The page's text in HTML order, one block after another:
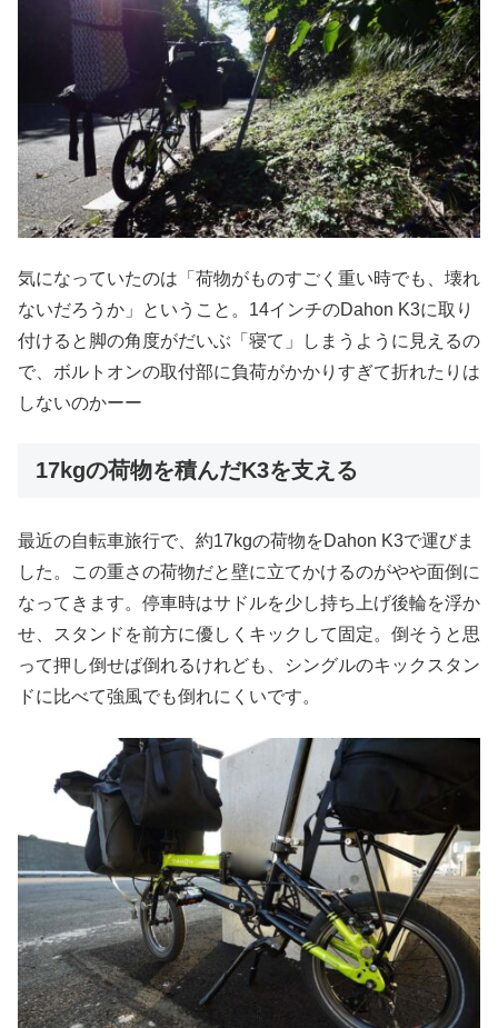
気になっていたのは「荷物がものすごく重い時でも、壊れ
ないだろうか」ということ。14インチのDahon K3に取り
付けると脚の角度がだいぶ「寝て」しまうように見えるの
で、ボルトオンの取付部に負荷がかかりすぎて折れたりは
しないのかーー
17kgの荷物を積んだK3を支える
最近の自転車旅行で、約17kgの荷物をDahon K3で運びま
した。この重さの荷物だと壁に立てかけるのがやや面倒に
なってきます。停車時はサドルを少し持ち上げ後輪を浮か
せ、スタンドを前方に優しくキックして固定。倒そうと思
って押し倒せば倒れるけれども、シングルのキックスタン
ドに比べて強風でも倒れにくいです。